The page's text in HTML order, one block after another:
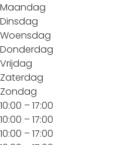
Maandag
Dinsdag
Woensdag
Donderdag
Vrijdag
Zaterdag
Zondag
10:00 – 17:00
10:00 – 17:00
10:00 – 17:00